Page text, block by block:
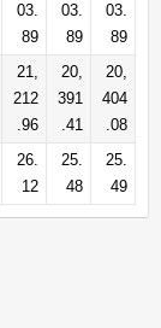
03.
89
03.
89
03.
89
21,
212
.96
20,
391
.41
20,
404
.08
26.
12
25.
48
25.
49